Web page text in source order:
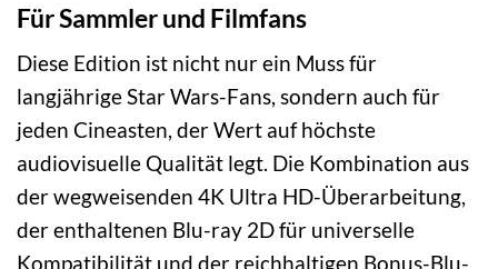
Für Sammler und Filmfans
Diese Edition ist nicht nur ein Muss für
langjährige Star Wars-Fans, sondern auch für
jeden Cineasten, der Wert auf höchste
audiovisuelle Qualität legt. Die Kombination aus
der wegweisenden 4K Ultra HD-Überarbeitung,
der enthaltenen Blu-ray 2D für universelle
Kompatibilität und der reichhaltigen Bonus-Blu-